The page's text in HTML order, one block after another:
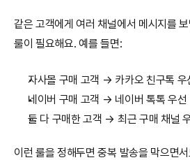
같은 고객에게 여러 채널에서 메시지를
룰이 필요해요. 예를 들면:
자사몰 구매 고객 → 카카오 친구톡 우
네이버 구매 고객 → 네이버 톡톡 우선
둘 다 구매한 고객 → 최근 구매 채널
이런 룰을 정해두면 중복 발송을 막으면